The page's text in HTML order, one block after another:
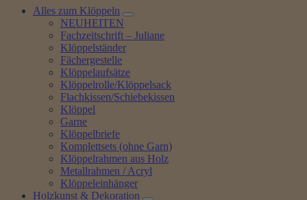
Alles zum Klöppeln
NEUHEITEN
Fachzeitschrift – Juliane
Klöppelständer
Fächergestelle
Klöppelaufsätze
Klöppelrolle/Klöppelsack
Flachkissen/Schiebekissen
Klöppel
Garne
Klöppelbriefe
Komplettsets (ohne Garn)
Klöppelrahmen aus Holz
Metallrahmen / Acryl
Klöppeleinhänger
Holzkunst & Dekoration